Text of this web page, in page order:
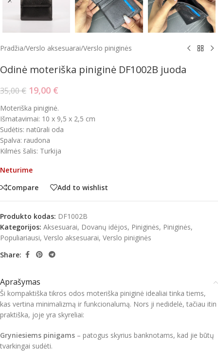
Pradžia/Verslo aksesuarai/Verslo piniginės
Odinė moteriška piniginė DF1002B juoda
35,00€ 19,00 €
Moteriška piniginė.
Išmatavimai: 10 x 9,5 x 2,5 cm
Sudėtis: natūrali oda
Spalva: raudona
Kilmės šalis: Turkija
Neturime
Compare
Add to wishlist
Produkto kodas: DF1002B
Kategorijos: Aksesuarai, Dovanų idėjos, Piniginės, Piniginės,
Populiariausi, Verslo aksesuarai, Verslo piniginės
Share:
Aprašymas
Ši kompaktiška tikros odos moteriška piniginė idealiai tinka tiems,
kas vertina minimalizmą ir funkcionalumą. Nors ji nedidelė, tačiau itin
praktiška, joje yra skyreliai:
Gryniesiems pinigams – patogus skyrius banknotams, kad jie būtų
tvarkingai sudėti.